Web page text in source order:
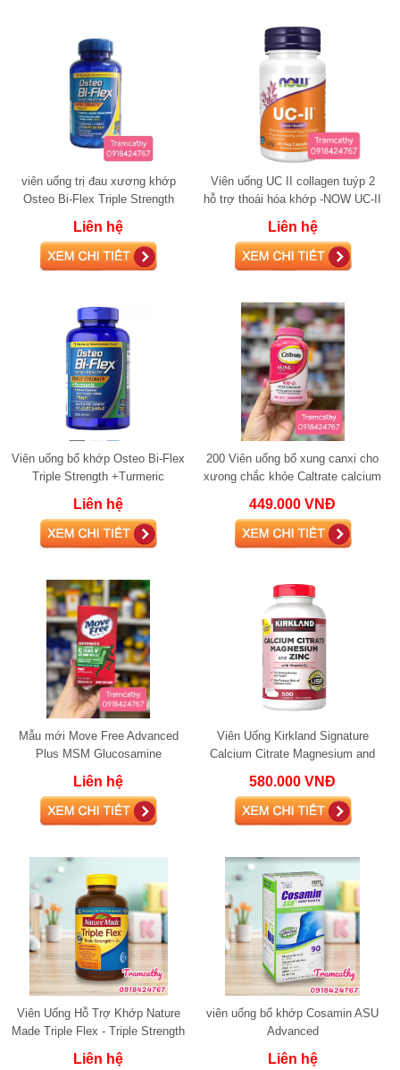
viên uống trị đau xương khớp
Osteo Bi-Flex Triple Strength
Liên hệ
Viên uống UC II collagen tuýp 2
hỗ trợ thoái hóa khớp -NOW UC-II
Liên hệ
Viên uống bổ khớp Osteo Bi-Flex
Triple Strength +Turmeric
Liên hệ
200 Viên uống bổ xung canxi cho
xưong chắc khỏe Caltrate calcium
449.000 VNĐ
Mẫu mới Move Free Advanced
Plus MSM Glucosamine
Liên hệ
Viên Uống Kirkland Signature
Calcium Citrate Magnesium and
580.000 VNĐ
Viên Uống Hỗ Trợ Khớp Nature
Made Triple Flex - Triple Strength
Liên hệ
viên uống bổ khớp Cosamin ASU
Advanced
Liên hệ